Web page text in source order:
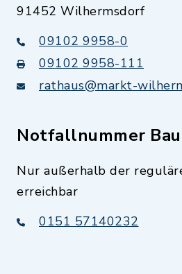
91452 Wilhermsdorf
09102 9958-0
09102 9958-111
rathaus@markt-
Notfallnummer
Nur außerhalb der
erreichbar
0151 57140232